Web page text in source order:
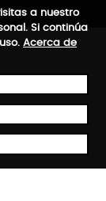
a nuestro
Si continúa
Acerca de
SEGURO